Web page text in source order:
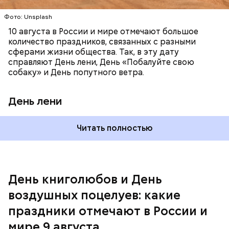
Фото: Unsplash
10 августа в России и мире отмечают большое
количество праздников, связанных с разными
сферами жизни общества. Так, в эту дату
справляют День лени, День «Побалуйте свою
собаку» и День попутного ветра.
День лени
Читать полностью
День книголюбов и День
воздушных поцелуев: какие
праздники отмечают в России и
День воздушных поцелуев
День «Счастье случается»
День «Счастье случается» был инициирован
Тайным обществом счастливых людей, чтобы
напомнить людям, что счастье на самом деле
кроется в мелочах. Отпраздновать этот день
можно, поделившись с другими людьми
счастливыми моментами из своей жизни.